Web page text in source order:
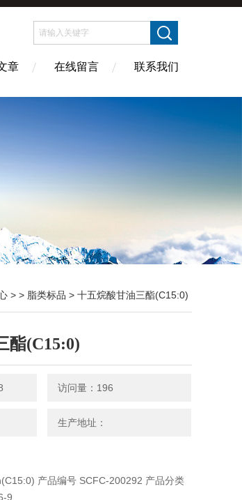
章 在线留言 联系我们
> > 脂类标品 > 十五烷酸甘油三酯(C15:0)
酯(C15:0)
访问量：196
生产地址：
产品编号 SCFC-200292 产品分类
9